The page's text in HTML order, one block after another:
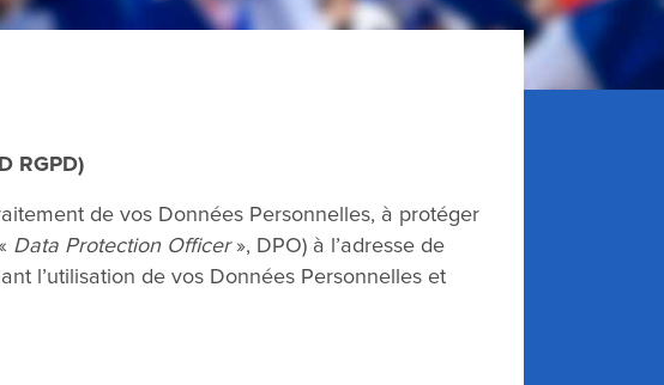
RGPD)
de vos Données Personnelles, à protéger
Data Protection Officer», DPO) à l’adresse de
l’utilisation de vos Données Personnelles et